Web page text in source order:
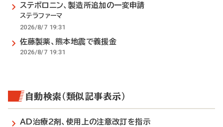
ステボロニン、製造所追加の一変申請
ステラファーマ
2026/8/7 19:31
佐藤製薬、熊本地震で義援金
2026/8/7 19:31
自動検索（類似記事表示）
AD治療2剤、使用上の注意改訂を指示